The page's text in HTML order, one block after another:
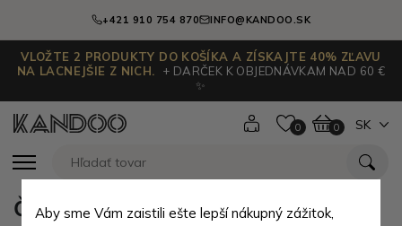
+421 910 754 870 INFO@KANDOO.SK
VLOŽTE 2 PRODUKTY DO KOŠÍKA A ZÍSKAJTE 40% ZĽAVU
NA LACNEJŠIE Z NICH.
+ DARČEK K OBJEDNÁVKAM NAD 60 €
✨
0 0 SK
Černý elegantní vizitkář Maachah
Aby sme Vám zaistili ešte lepší nákupný zážitok,